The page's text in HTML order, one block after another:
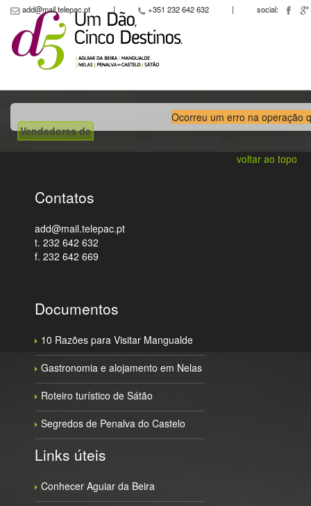
add@mail.telepac.pt | +351 232 642 632 | social:
Ocorreu um erro na operação
Vendedores de
voltar ao topo
Contatos
add@mail.telepac.pt
t. 232 642 632
f. 232 642 669
Documentos
10 Razões para Visitar Mangualde
Gastronomia e alojamento em Nelas
Roteiro turístico de Sátão
Segredos de Penalva do Castelo
Links úteis
Conhecer Aguiar da Beira